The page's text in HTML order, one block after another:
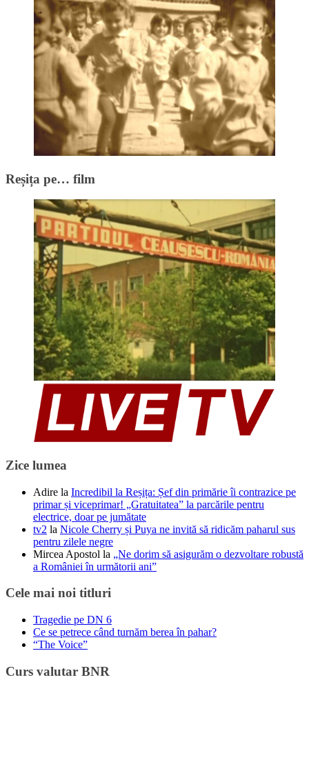
Reșița pe… film
Zice lumea
Adire la Incredibil la Reșița: Șef din primărie îi contrazice pe
primar și viceprimar! „Gratuitatea” la parcările pentru
electrice, doar pe jumătate
tv2 la Nicole Cherry și Puya ne invită să ridicăm paharul sus
pentru zilele negre
Mircea Apostol la „Ne dorim să asigurăm o dezvoltare robustă
a României în următorii ani”
Cele mai noi titluri
Tragedie pe DN 6
Ce se petrece când turnăm berea în pahar?
“The Voice”
Curs valutar BNR